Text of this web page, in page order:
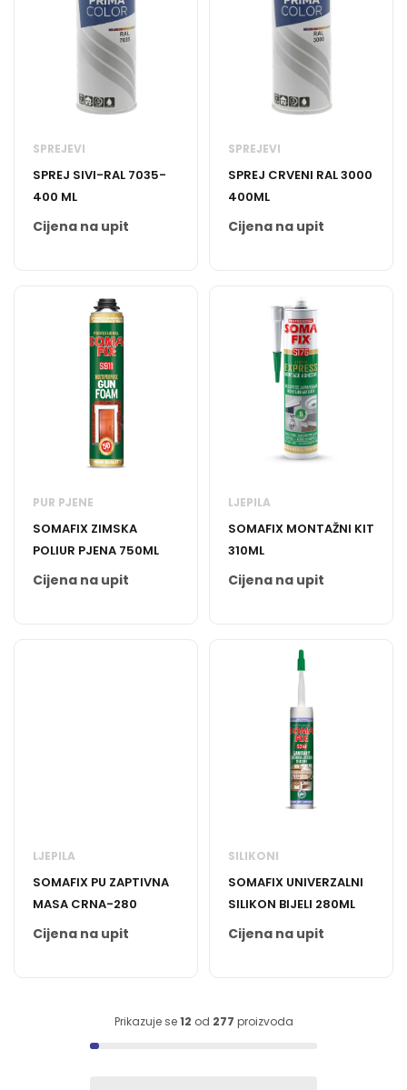
SPREJEVI
SPREJ SIVI-RAL 7035-
400 ML
Cijena na upit
SPREJEVI
SPREJ CRVENI RAL 3000
400ML
Cijena na upit
PUR PJENE
SOMAFIX ZIMSKA
POLIUR PJENA 750ML
Cijena na upit
LJEPILA
SOMAFIX MONTAŽNI KIT
310ML
Cijena na upit
LJEPILA
SOMAFIX PU ZAPTIVNA
MASA CRNA-280
Cijena na upit
SILIKONI
SOMAFIX UNIVERZALNI
SILIKON BIJELI 280ML
Cijena na upit
Prikazuje se12 od 277 proizvoda